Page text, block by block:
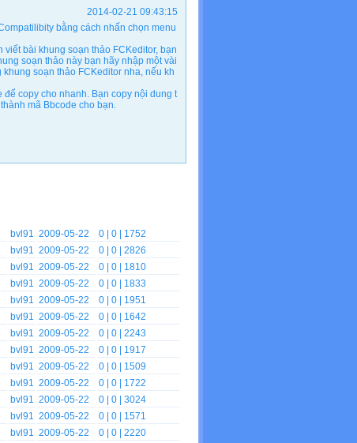
2014-02-21 09:43:15
bằng cách nhấn chọn menu
bài khung soạn thảo FCKeditor, bạn
soạn thảo này bạn hãy nhập một vài
soạn thảo FCKeditor nha, nếu kh
copy cho nhanh. Bạn copy nội dung t
mã Bbcode cho bạn.
bvl91 2009-05-22 0 | 0 | 1752
bvl91 2009-05-22 0 | 0 | 2826
bvl91 2009-05-22 0 | 0 | 1810
bvl91 2009-05-22 0 | 0 | 1833
bvl91 2009-05-22 0 | 0 | 1951
bvl91 2009-05-22 0 | 0 | 1642
bvl91 2009-05-22 0 | 0 | 2243
bvl91 2009-05-22 0 | 0 | 1917
bvl91 2009-05-22 0 | 0 | 1509
bvl91 2009-05-22 0 | 0 | 1722
bvl91 2009-05-22 0 | 0 | 3024
bvl91 2009-05-22 0 | 0 | 1571
bvl91 2009-05-22 0 | 0 | 2220